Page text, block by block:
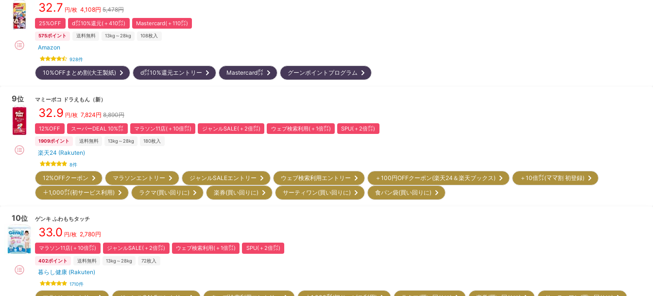
32.7 円/枚 4,108円 5,478円
25%OFF d㌽10%還元(＋410㌽) Mastercard(＋110㌽)
575ポイント 送料無料 13kg～28kg 108枚入
Amazon
928件
10%OFFまとめ割(大王製紙) d㌽10%還元エントリー Mastercard㌽ グーンポイントプログラム
9位 マミーポコ ドラえもん （新）
32.9 円/枚 7,824円 8,890円
12%OFF スーパーDEAL 10%㌽ マラソン11店(＋10倍㌽) ジャンルSALE(＋2倍㌽) ウェブ検索利用(＋1倍㌽) SPU(＋2倍㌽)
1909ポイント 送料無料 13kg～28kg 180枚入
楽天24 (Rakuten)
8件
12%OFFクーポン マラソンエントリー ジャンルSALEエントリー ウェブ検索利用エントリー ＋100円OFFクーポン(楽天24＆楽天ブックス)
＋10倍㌽(ママ割 初登録)
＋1,000㌽(初サービス利用)
ラクマ(買い回りに) 楽券(買い回りに) サーティワン(買い回りに) 食パン袋(買い回りに)
10位 ゲンキ ふわもちタッチ
33.0 円/枚 2,780円
マラソン11店(＋10倍㌽) ジャンルSALE(＋2倍㌽) ウェブ検索利用(＋1倍㌽) SPU(＋2倍㌽)
402ポイント 送料無料 13kg～28kg 72枚入
暮らし健康 (Rakuten)
1710件